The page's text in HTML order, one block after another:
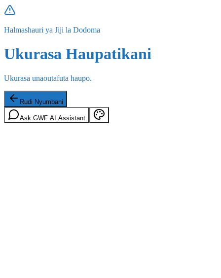
Halmashauri ya Jiji la Dodoma
Ukurasa Haupatikani
Ukurasa unaoutafuta haupo.
Rudi Nyumbani
Ask GWF AI Assistant